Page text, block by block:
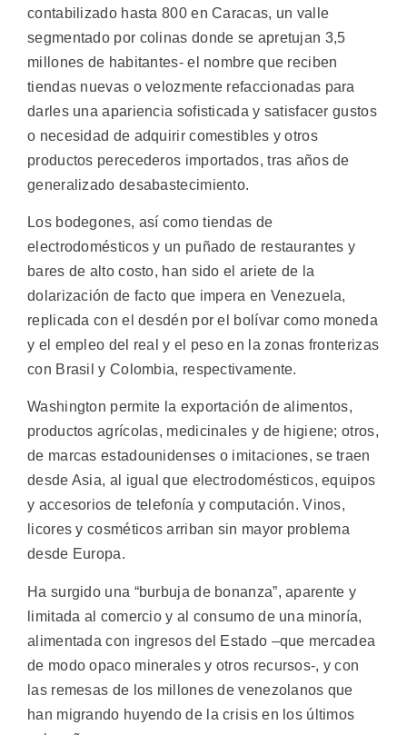
contabilizado hasta 800 en Caracas, un valle
segmentado por colinas donde se apretujan 3,5
millones de habitantes- el nombre que reciben
tiendas nuevas o velozmente refaccionadas para
darles una apariencia sofisticada y satisfacer gustos
o necesidad de adquirir comestibles y otros
productos perecederos importados, tras años de
generalizado desabastecimiento.
Los bodegones, así como tiendas de
electrodomésticos y un puñado de restaurantes y
bares de alto costo, han sido el ariete de la
dolarización de facto que impera en Venezuela,
replicada con el desdén por el bolívar como moneda
y el empleo del real y el peso en la zonas fronterizas
con Brasil y Colombia, respectivamente.
Washington permite la exportación de alimentos,
productos agrícolas, medicinales y de higiene; otros,
de marcas estadounidenses o imitaciones, se traen
desde Asia, al igual que electrodomésticos, equipos
y accesorios de telefonía y computación. Vinos,
licores y cosméticos arriban sin mayor problema
desde Europa.
Ha surgido una “burbuja de bonanza”, aparente y
limitada al comercio y al consumo de una minoría,
alimentada con ingresos del Estado –que mercadea
de modo opaco minerales y otros recursos-, y con
las remesas de los millones de venezolanos que
han migrando huyendo de la crisis en los últimos